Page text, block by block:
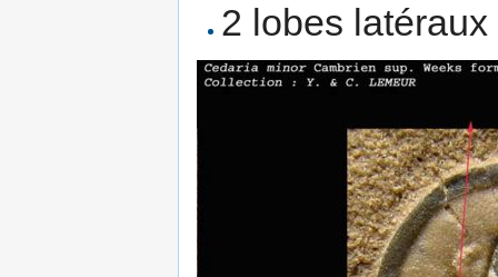
2 lobes latéraux